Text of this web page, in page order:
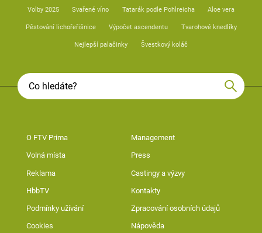
Volby 2025 Svařené víno Tatarák podle Pohlreicha Aloe vera
Pěstování lichořeřišnice Výpočet ascendentu Tvarohové knedlíky
Nejlepší palačinky Švestkový koláč
O FTV Prima Management
Volná místa Press
Reklama Castingy a výzvy
HbbTV Kontakty
Podmínky užívání Zpracování osobních údajů
Cookies Nápověda